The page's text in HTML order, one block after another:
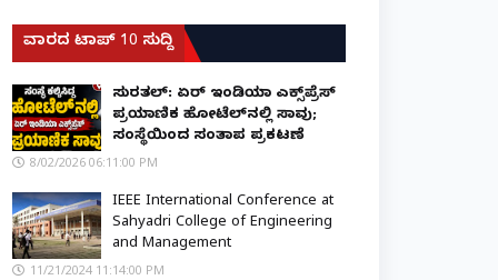
ವಾರದ ಟಾಪ್ 10 ಸುದ್ದಿ
ಸುರತ್ಕಲ್: ಏರ್ ಇಂಡಿಯಾ ಎಕ್ಸ್‌ಪ್ರೆಸ್
ಪ್ರಯಾಣಿಕ ಹೋಟೆಲ್‌ನಲ್ಲಿ ಸಾವು;
ಸಂಸ್ಥೆಯಿಂದ ಸಂತಾಪ ಪ್ರಕಟಣೆ
8/02/2026 06:11:00 PM
IEEE International Conference at
Sahyadri College of Engineering
and Management
11/21/2024 11:14:00 PM